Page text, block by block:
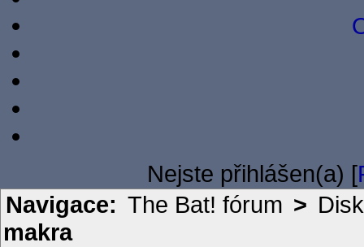
Nejste přihlášen(a) [
Navigace: The Bat! fórum >
makra